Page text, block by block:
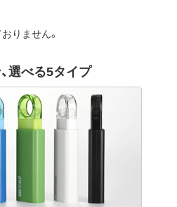
りません。
選べる5タイプ